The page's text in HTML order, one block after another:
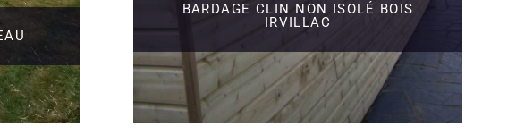
BARDAGE CLIN NON ISOLÉ BOIS
IRVILLAC